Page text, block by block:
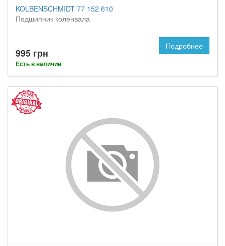
KOLBENSCHMIDT 77 152 610
Подшипник коленвала
995 грн
Есть в наличии
Подробнее